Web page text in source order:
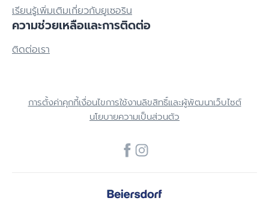
เรียนรู้เพิ่มเติมเกี่ยวกับยูเซอริน
ความช่วยเหลือและการติดต่อ
ติดต่อเรา
การตั้งค่าคุกกี้เงื่อนไขการใช้งานลิขสิทธิ์และผู้พัฒนาเว็บไซต์
นโยบายความเป็นส่วนตัว